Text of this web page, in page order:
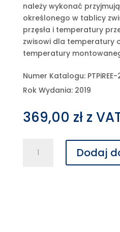
należy wykonać
określonego w tablicy
przęsła i temperatury
zwisowi dla temperatury
temperatury
Numer Katalogu: PTPiREE-
Rok Wydania: 2019
369,00 zł z
Tablice
Dodaj